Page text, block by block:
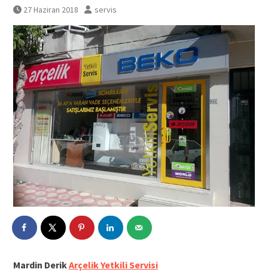
27 Haziran 2018 servis
Mardin DerikArçelik Yetkili Servisi